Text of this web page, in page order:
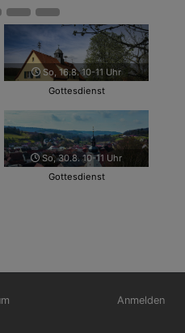
So, 16.8. 10-11 Uhr
Gottesdienst
So, 30.8. 10-11 Uhr
Gottesdienst
Anmelden